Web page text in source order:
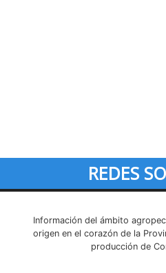
REDES
Información del ámbito
origen en el corazón de la
producción de